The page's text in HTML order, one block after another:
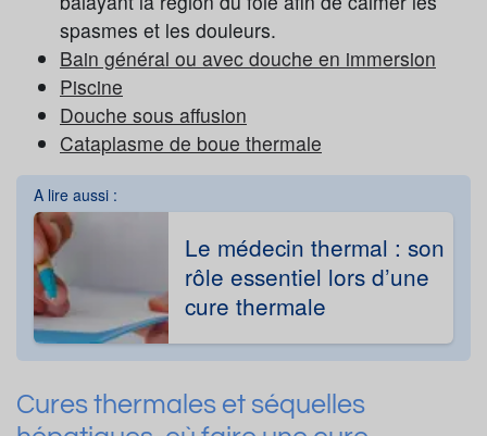
spasmes et les douleurs.
Bain général ou avec douche en immersion
Piscine
Douche sous affusion
Cataplasme de boue thermale
A lire aussi :
Le médecin thermal : son
rôle essentiel lors d’une
cure thermale
Cures thermales et séquelles